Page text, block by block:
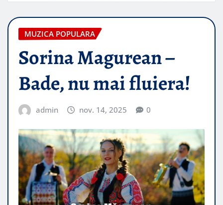
MUZICA POPULARA
Sorina Magurean –
Bade, nu mai fluiera!
admin nov. 14, 2025 0